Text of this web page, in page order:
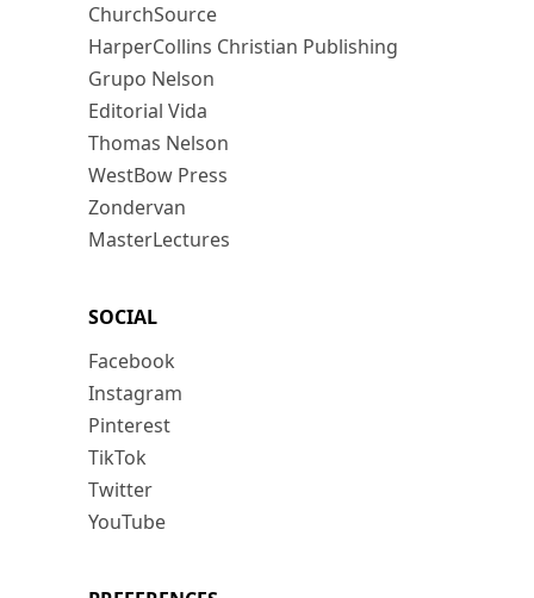
ChurchSource
HarperCollins Christian Publishing
Grupo Nelson
Editorial Vida
Thomas Nelson
WestBow Press
Zondervan
MasterLectures
SOCIAL
Facebook
Instagram
Pinterest
TikTok
Twitter
YouTube